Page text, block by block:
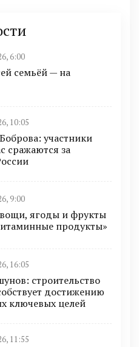
6:00
семьёй — на
10:05
участники
сражаются за
9:00
ягоды и фрукты
продукты»
16:05
строительство
достижению
ключевых целей
11:55